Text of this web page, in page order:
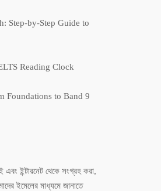
Step-by-Step Guide to
Reading Clock
Foundations to Band 9
ইন্টারনেট থেকে সংগ্রহ করা,
ইমেলের মাধ্যমে জানাতে